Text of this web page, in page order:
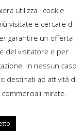
utilizza i cookie
visitate e cercare di
garantire un offerta
del visitatore e per
In nessun caso
destinati ad attività di
mirate.